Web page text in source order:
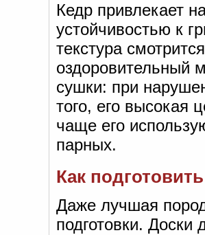
Кедр привлекает
устойчивостью к
текстура
оздоровительный
сушки: при
того, его высокая
чаще его
парных.
Как
Даже лучшая
подготовки.